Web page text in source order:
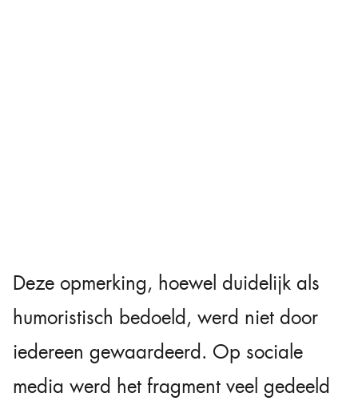
Deze opmerking, hoewel duidelijk als
humoristisch bedoeld, werd niet door
iedereen gewaardeerd. Op sociale
media werd het fragment veel gedeeld